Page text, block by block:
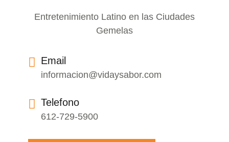
Entretenimiento Latino en las Ciudades
Gemelas
Email
informacion@vidaysabor.com
Telefono
612-729-5900